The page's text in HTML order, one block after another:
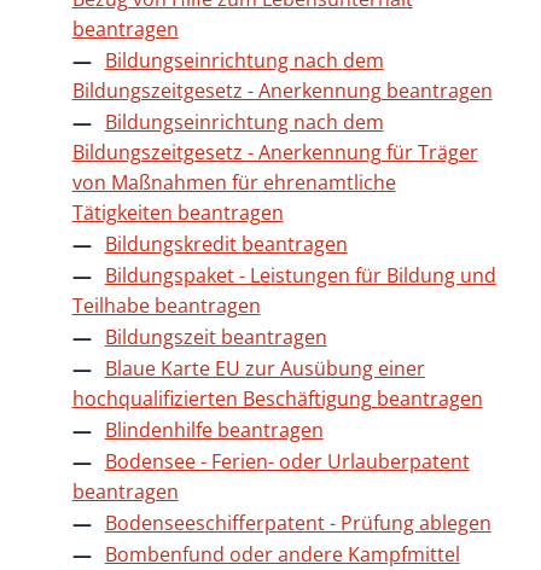
beantragen
Bildungseinrichtung nach dem
Bildungszeitgesetz - Anerkennung beantragen
Bildungseinrichtung nach dem
Bildungszeitgesetz - Anerkennung für Träger
von Maßnahmen für ehrenamtliche
Tätigkeiten beantragen
Bildungskredit beantragen
Bildungspaket - Leistungen für Bildung und
Teilhabe beantragen
Bildungszeit beantragen
Blaue Karte EU zur Ausübung einer
hochqualifizierten Beschäftigung beantragen
Blindenhilfe beantragen
Bodensee - Ferien- oder Urlauberpatent
beantragen
Bodenseeschifferpatent - Prüfung ablegen
Bombenfund oder andere Kampfmittel